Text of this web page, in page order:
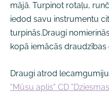
mājā. Turpinot rotaļu,
iedod savu instrumentu
turpinās.Draugi
kopā iemācās draudzības
Draugi atrod
"Mūsu aplis" CD